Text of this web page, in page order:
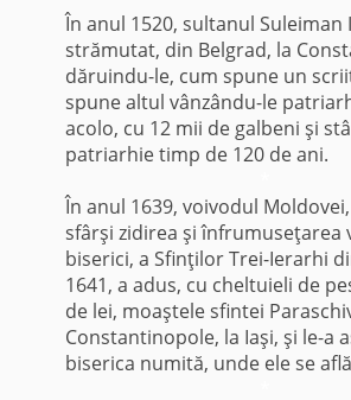
În anul 1520, sultanul Suleiman
strămutat, din Belgrad, la
dăruindu-le, cum spune un
spune altul vânzându-le
acolo, cu 12 mii de galbeni şi
patriarhie timp de 120 de ani.
În anul 1639, voivodul
sfârşi zidirea şi înfrumuseţarea
biserici, a Sfinţilor Trei-Ierarhi
1641, a adus, cu cheltuieli de
de lei, moaştele sfintei
Constantinopole, la Iaşi, şi le-a
biserica numită, unde ele se